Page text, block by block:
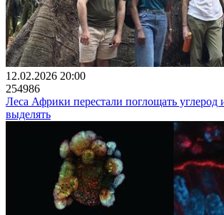
12.02.2026 20:00
254986
Леса Африки перестали поглощать углерод
выделять